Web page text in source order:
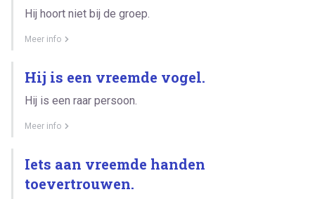
Hij hoort niet bij de groep.
Meer info
Hij is een vreemde vogel.
Hij is een raar persoon.
Meer info
Iets aan vreemde handen
toevertrouwen.